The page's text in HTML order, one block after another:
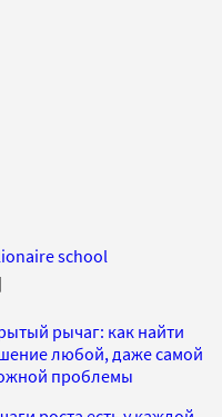
school
рычаг: как найти
любой, даже самой
проблемы